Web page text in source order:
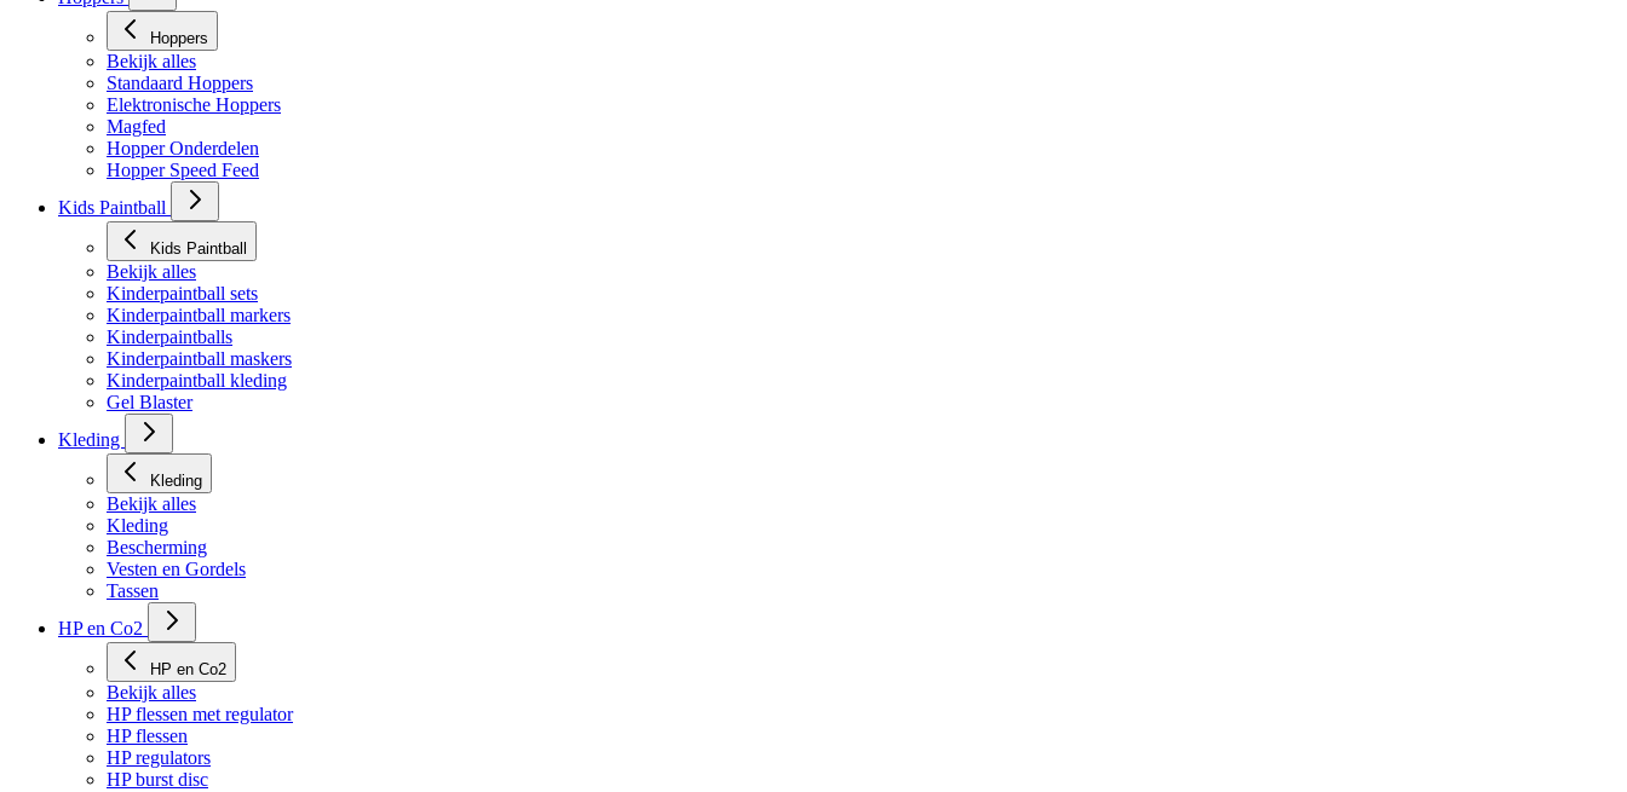
Hoppers
Hoppers
Bekijk alles
Standaard Hoppers
Elektronische Hoppers
Magfed
Hopper Onderdelen
Hopper Speed Feed
Kids Paintball
Kids Paintball
Bekijk alles
Kinderpaintball sets
Kinderpaintball markers
Kinderpaintballs
Kinderpaintball maskers
Kinderpaintball kleding
Gel Blaster
Kleding
Bekijk alles
Kleding
Bescherming
Vesten en Gordels
Tassen
HP en Co2
HP en Co2
Bekijk alles
HP flessen met regulator
HP flessen
HP regulators